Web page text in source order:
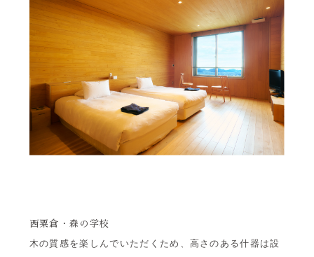
西粟倉・森の学校
木の質感を楽しんでいただくため、高さのある什器は設